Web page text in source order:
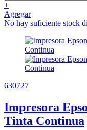
+
Agregar
No hay suficiente stock
630727
Impresora
Tinta Continua